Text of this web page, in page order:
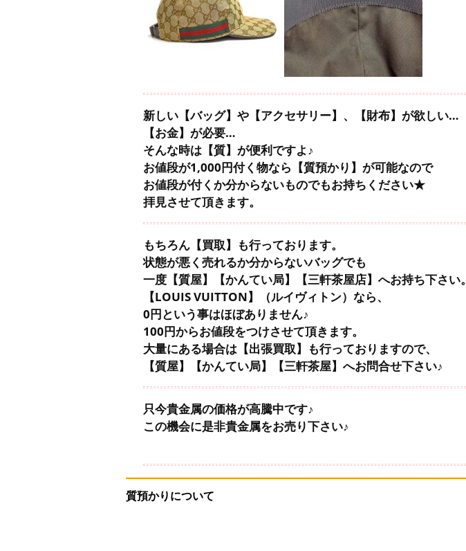
新しい【バッグ】や【アクセサリー】、【財布】が欲しい…
【お金】が必要…
そんな時は【質】が便利ですよ♪
お値段が1,000円付く物なら【質預かり】が可能なので
お値段が付くか分からないものでもお持ちください★
拝見させて頂きます。
もちろん【買取】も行っております。
状態が悪く売れるか分からないバッグでも
一度【質屋】【かんてい局】【三軒茶屋店】へお持ち下さい。
【LOUIS VUITTON】（ルイヴィトン）なら、
0円という事はほぼありません♪
100円からお値段をつけさせて頂きます。
大量にある場合は【出張買取】も行っておりますので、
【質屋】【かんてい局】【三軒茶屋】へお問合せ下さい♪
只今貴金属の価格が高騰中です♪
この機会に是非貴金属をお売り下さい♪
質預かりについて